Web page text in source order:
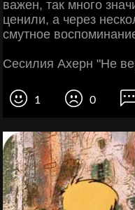
важен, так много
ценили, а через
смутное
Сесилия Ахерн "Не
1 0